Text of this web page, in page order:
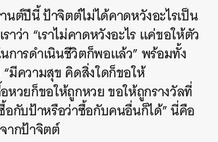
นต์ปีนี้ ป้าจิตต์ไม่ได้คาดหวังอะไรเป็น
ว่า “เราไม่คาดหวังอะไร แค่ขอให้ตัว
การดำเนินชีวิตก็พอแล้ว” พร้อมทั้ง
มีความสุข คิดสิ่งใดก็ขอให้
หวยก็ขอให้ถูกหวย ขอให้ถูกรางวัลที่
อกับป้าหรือว่าซื้อกับคนอื่นก็ได้” นี่คือ
ากป้าจิตต์